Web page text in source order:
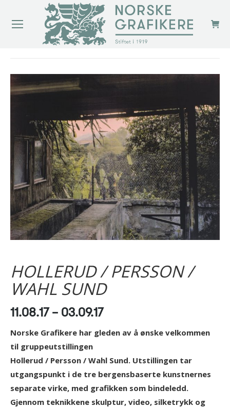
HOLLERUD / PERSSON /
WAHL SUND
11.08.17 – 03.09.17
Norske Grafikere har gleden av å ønske velkommen
til gruppeutstillingen
Hollerud / Persson / Wahl Sund. Utstillingen tar
utgangspunkt i de tre bergensbaserte kunstnernes
separate virke, med grafikken som bindeledd.
Gjennom teknikkene skulptur, video, silketrykk og